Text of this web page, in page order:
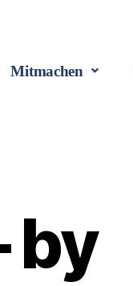
Mitmachen
by